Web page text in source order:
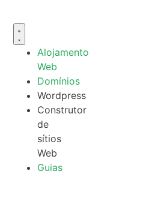
Alojamento
Web
Domínios
Wordpress
Construtor
de
sítios
Web
Guias